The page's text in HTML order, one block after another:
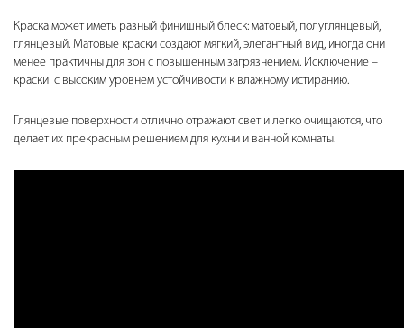
Краска может иметь разный финишный блеск: матовый, полуглянцевый,
глянцевый. Матовые краски создают мягкий, элегантный вид, иногда они
менее практичны для зон с повышенным загрязнением. Исключение –
краски с высоким уровнем устойчивости к влажному истиранию.
Глянцевые поверхности отлично отражают свет и легко очищаются, что
делает их прекрасным решением для кухни и ванной комнаты.